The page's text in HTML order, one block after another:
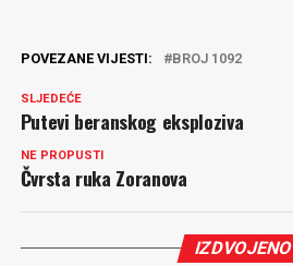
POVEZANE VIJESTI: BROJ 1092
SLJEDEĆE
Putevi beranskog eksploziva
NE PROPUSTI
Čvrsta ruka Zoranova
IZDVOJENO